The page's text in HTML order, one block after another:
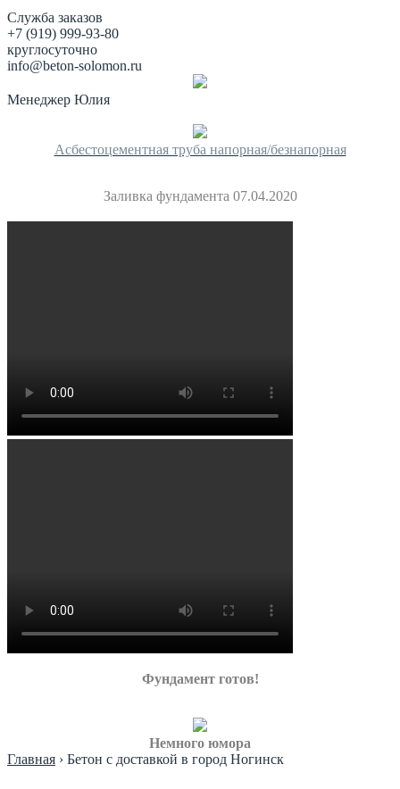
Служба заказов
+7 (919) 999-93-80
круглосуточно
info@beton-solomon.ru
Менеджер Юлия
Асбестоцементная труба напорная/безнапорная
Заливка фундамента 07.04.2020
Фундамент готов!
Немного юмора
Главная › Бетон с доставкой в город Ногинск